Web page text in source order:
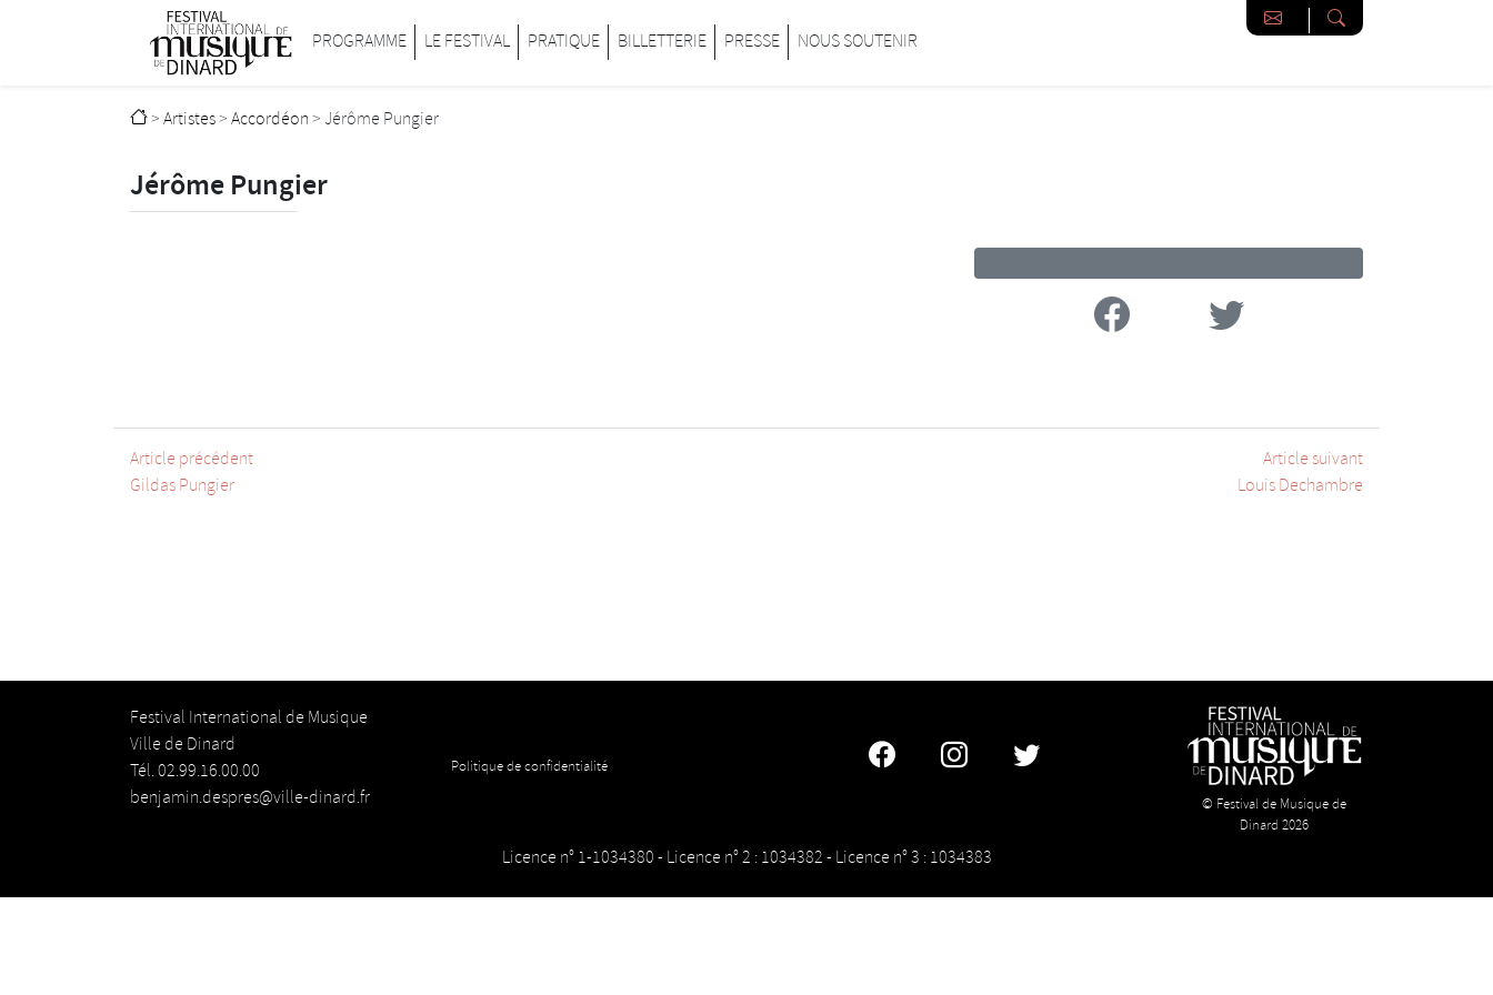
Passer au contenu principal
Festival international de musique de Dinard
PROGRAMME LE FESTIVAL PRATIQUE BILLETTERIE PRESSE NOUS SOUTENIR
>Artistes>Accordéon> Jérôme Pungier
Jérôme Pungier
FacebookTwitter
Article précédent
Gildas Pungier
Article suivant
Louis Dechambre
Festival International de Musique
Ville de Dinard
Tél. 02.99.16.00.00
benjamin.despres@ville-dinard.fr
Politique de confidentialité FacebookInstagram
© Festival de Musique de
Dinard 2026
Licence n° 1-1034380 - Licence n° 2 : 1034382 - Licence n° 3 : 1034383